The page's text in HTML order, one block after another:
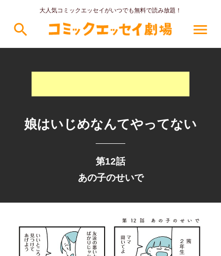
大人気コミックエッセイがいつでも無料で読み放題！
search menu
娘はいじめなんてやってない
第12話
あの子のせいで